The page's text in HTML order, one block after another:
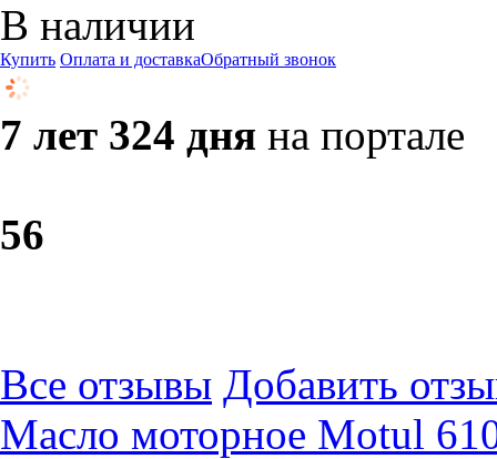
В наличии
Купить Оплата и доставкаОбратный звонок
7 лет 324 дня на портале
56
Все отзывы Добавить
Масло моторное Motul